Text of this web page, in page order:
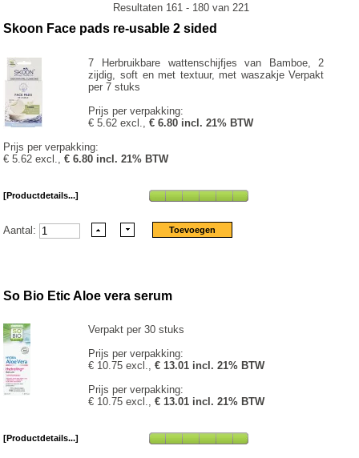
Resultaten 161 - 180 van 221
Skoon Face pads re-usable 2 sided
7 Herbruikbare wattenschijfjes van Bamboe, 2
zijdig, soft en met textuur, met waszakje Verpakt
per 7 stuks
Prijs per verpakking:
€ 5.62 excl.,€ 6.80 incl. 21% BTW
Prijs per verpakking:
€ 5.62 excl.,€ 6.80 incl. 21% BTW
[Productdetails...]
Aantal:
So Bio Etic Aloe vera serum
Verpakt per 30 stuks
Prijs per verpakking:
€ 10.75 excl.,€ 13.01 incl. 21% BTW
Prijs per verpakking:
€ 10.75 excl.,€ 13.01 incl. 21% BTW
[Productdetails...]